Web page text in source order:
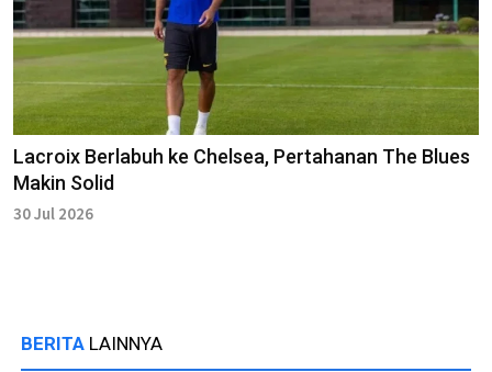
Lacroix Berlabuh ke Chelsea, Pertahanan The Blues
Makin Solid
30 Jul 2026
BERITA LAINNYA